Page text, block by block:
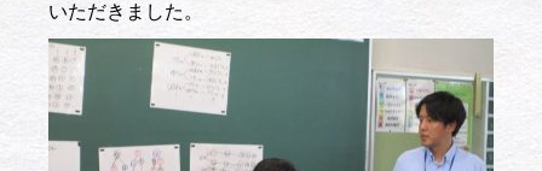
いただきました。